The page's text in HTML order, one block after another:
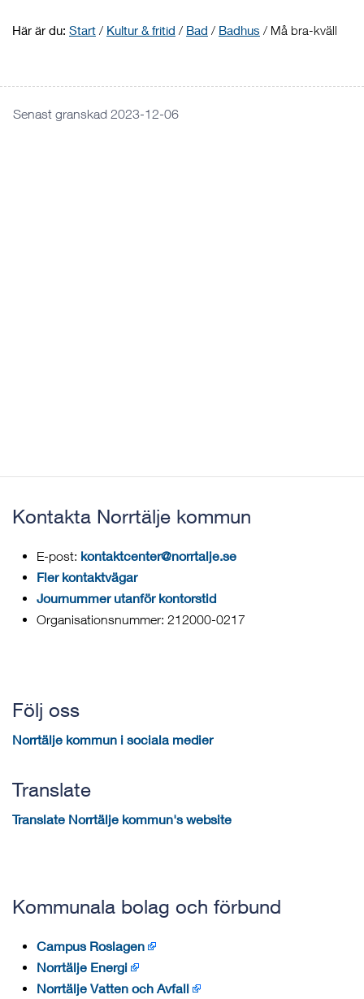
Här är du: Start / Kultur & fritid / Bad / Badhus / Må bra-kväll
Senast granskad 2023-12-06
Kontakta Norrtälje kommun
E-post: kontaktcenter@norrtalje.se
Fler kontaktvägar
Journummer utanför kontorstid
Organisationsnummer: 212000-0217
Följ oss
Norrtälje kommun i sociala medier
Translate
Translate Norrtälje kommun's website
Kommunala bolag och förbund
Campus Roslagen
Norrtälje Energi
Norrtälje Vatten och Avfall